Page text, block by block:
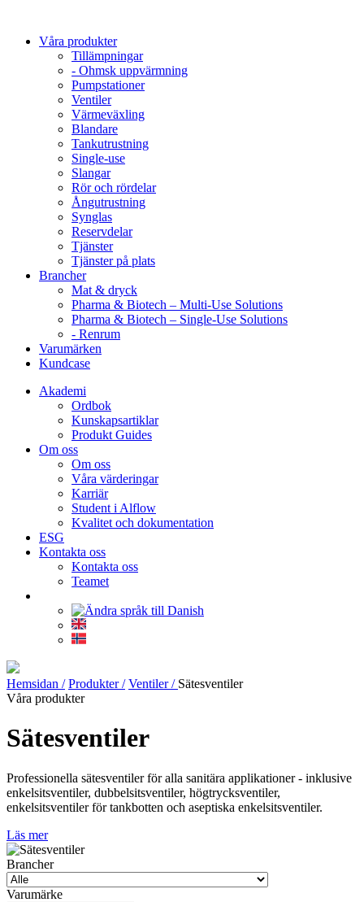
Våra produkter
Tillämpningar
- Ohmsk uppvärmning
Pumpstationer
Ventiler
Värmeväxling
Blandare
Tankutrustning
Single-use
Slangar
Rör och rördelar
Ångutrustning
Synglas
Reservdelar
Tjänster
Tjänster på plats
Brancher
Mat & dryck
Pharma & Biotech – Multi-Use Solutions
Pharma & Biotech – Single-Use Solutions
- Renrum
Varumärken
Kundcase
Akademi
Ordbok
Kunskapsartiklar
Produkt Guides
Om oss
Om oss
Våra värderingar
Karriär
Student i Alflow
Kvalitet och dokumentation
ESG
Kontakta oss
Kontakta oss
Teamet
Hemsidan / Produkter / Ventiler / Sätesventiler
Våra produkter
Sätesventiler
Professionella sätesventiler för alla sanitära applikationer - inklusive
enkelsitsventiler, dubbelsitsventiler, högtrycksventiler,
enkelsitsventiler för tankbotten och aseptiska enkelsitsventiler.
Läs mer
Brancher
Varumärke